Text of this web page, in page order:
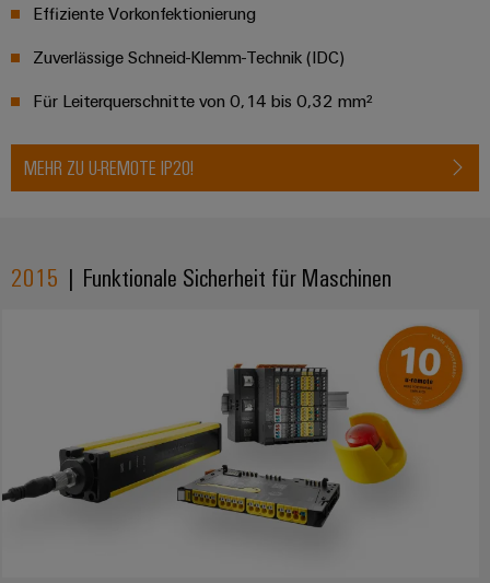
Effiziente Vorkonfektionierung
Zuverlässige Schneid-Klemm-Technik (IDC)
Für Leiterquerschnitte von 0,14 bis 0,32 mm²
MEHR ZU U-REMOTE IP20!
2015 | Funktionale Sicherheit für Maschinen